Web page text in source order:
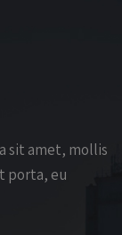
sit amet, mollis
porta, eu